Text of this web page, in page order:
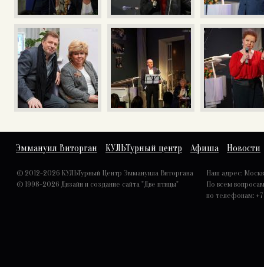
Эммануил Виторган КУЛЬТурный центр Афиша Новости
© 2012-2026 КУЛЬТурный Центр Эммануила Виторгана
© 1998-2026 Дизайн и создание сайта "Две птицы"
Наш адрес:
По всем
по телефонам: